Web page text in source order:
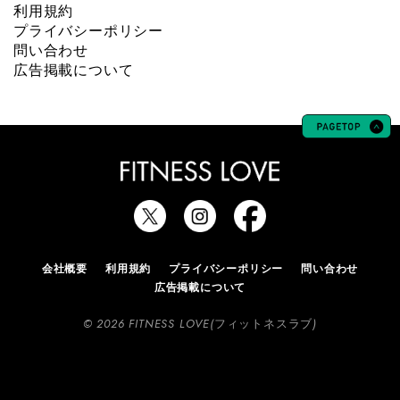
利用規約
プライバシーポリシー
問い合わせ
広告掲載について
会社概要 利用規約 プライバシーポリシー
問い合わせ
広告掲載について
© 2026 FITNESS LOVE(フィットネスラブ)